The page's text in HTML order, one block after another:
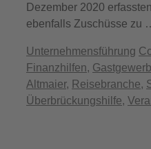
Dezember 2020
ebenfalls Zuschüsse zu
Kategorien
Unternehmensführung
Finanzhilfen,
Altmaier, Reisebranche,
Überbrückungshilfe,